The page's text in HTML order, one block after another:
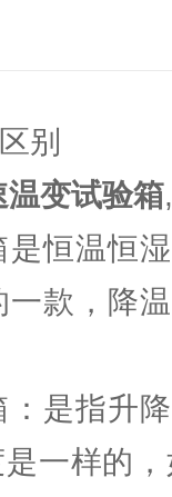
别
变试验箱
恒温恒
一款，降
是指升
一样的